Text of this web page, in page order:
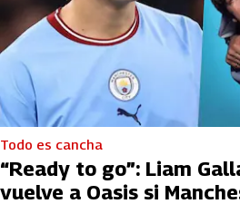
Todo es cancha
“Ready to go”: Liam
vuelve a Oasis si